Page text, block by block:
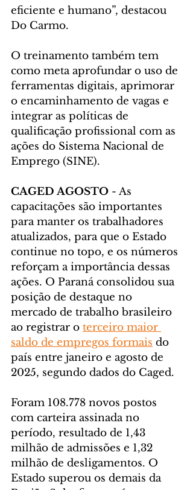
eficiente e humano”, destacou
Do Carmo.
O treinamento também tem
como meta aprofundar o uso de
ferramentas digitais, aprimorar
o encaminhamento de vagas e
integrar as políticas de
qualificação profissional com as
ações do Sistema Nacional de
Emprego (SINE).
CAGED AGOSTO - As
capacitações são importantes
para manter os trabalhadores
atualizados, para que o Estado
continue no topo, e os números
reforçam a importância dessas
ações. O Paraná consolidou sua
posição de destaque no
mercado de trabalho brasileiro
ao registrar o terceiro maior
saldo de empregos formais do
país entre janeiro e agosto de
2025, segundo dados do Caged.
Foram 108.778 novos postos
com carteira assinada no
período, resultado de 1,43
milhão de admissões e 1,32
milhão de desligamentos. O
Estado superou os demais da